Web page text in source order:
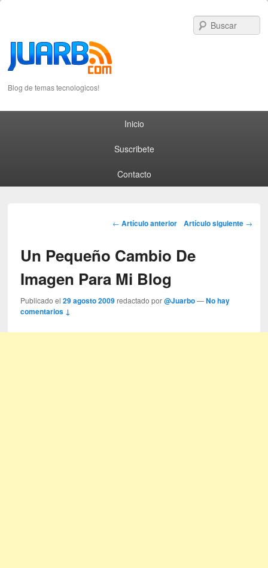
Blog de temas tecnologicos!
Inicio
Suscribete
Contacto
Post navigation
← Artículo anterior Artículo siguiente →
Un Pequeño Cambio De
Imagen Para Mi Blog
Publicado el29 agosto 2009 redactado por@Juarbo —No hay
comentarios ↓